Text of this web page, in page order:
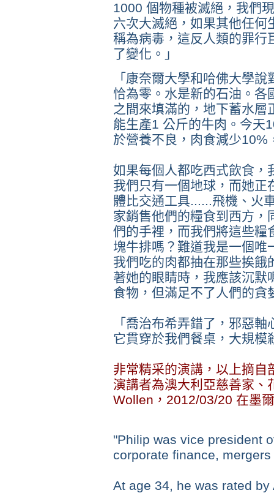
1000 個物種被滅絕，我們
六次大滅絕，如果其他任何
稱為病毒，這反人類的罪行
了變化。­」
「康奈爾大學和哈佛大學
恰為零。水是新的石油。各
之間來填滿的，地下蓄水
能生產1 公斤的牛肉。今天
於營養不良，肉食減少10%
如果每個人都吃西式飲食，
我們只有一個地球，而她正
體比交通工具......飛機、火
家銷售他們的糧食到西方，
們的手裡，而我們將這些糧
塊牛排嗎？難道我是一個唯
我們吃的肉都抽在那些挨餓
著她的眼睛時，我應該沉默
食物，但滿足不了人們的貪
「喬治布希弄錯了，邪惡
它貫穿於我們餐桌，大規模
非常精采的演講，以上摘自
演講者為澳大利亞慈善家、
Wollen，2012/03/20 在墨
"Philip was vice president
corporate finance,
At age 34, he was rated